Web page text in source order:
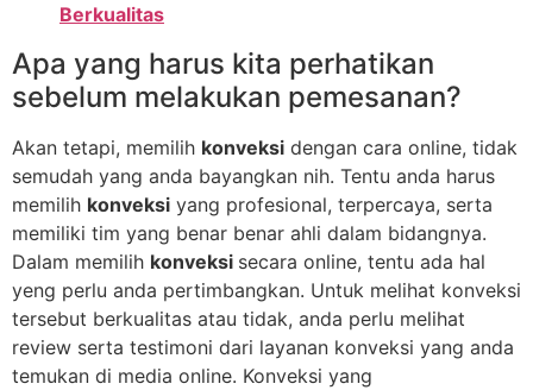
Berkualitas
Apa yang harus kita perhatikan
sebelum melakukan pemesanan?
Akan tetapi, memilih konveksi dengan cara online, tidak
semudah yang anda bayangkan nih. Tentu anda harus
memilih konveksi yang profesional, terpercaya, serta
memiliki tim yang benar benar ahli dalam bidangnya.
Dalam memilih konveksi secara online, tentu ada hal
yeng perlu anda pertimbangkan. Untuk melihat konveksi
tersebut berkualitas atau tidak, anda perlu melihat
review serta testimoni dari layanan konveksi yang anda
temukan di media online. Konveksi yang